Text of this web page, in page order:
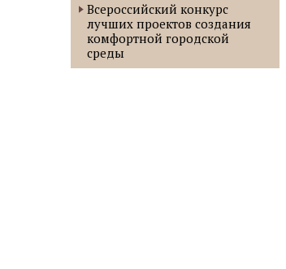
Всероссийский конкурс
лучших проектов создания
комфортной городской
среды